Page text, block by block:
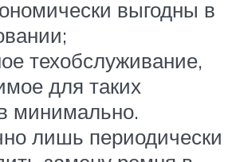
выгодны в
техобслуживание,
для таких
минимально.
лишь периодически